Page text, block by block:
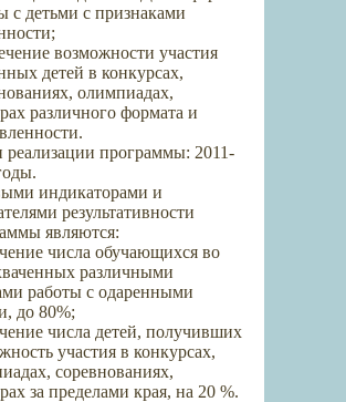
с детьми с признаками
возможности участия
детей в конкурсах,
олимпиадах,
различного формата и
реализации программы: 2011-
индикаторами и
результативности
являются:
числа обучающихся во
различными
работы с одаренными
до 80%;
числа детей, получивших
участия в конкурсах,
соревнованиях,
за пределами края, на 20 %.